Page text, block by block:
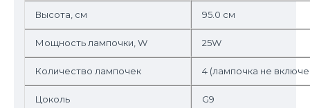
Высота, см 95.0 см
Мощность лампочки, W 25W
Количество лампочек 4 (лампочка не
Цоколь G9